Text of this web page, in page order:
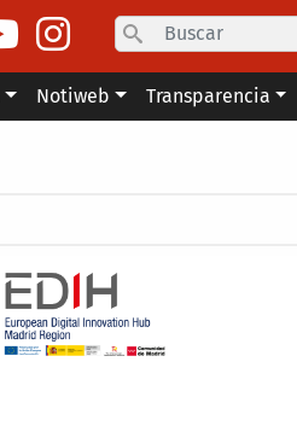
Notiweb Transparencia